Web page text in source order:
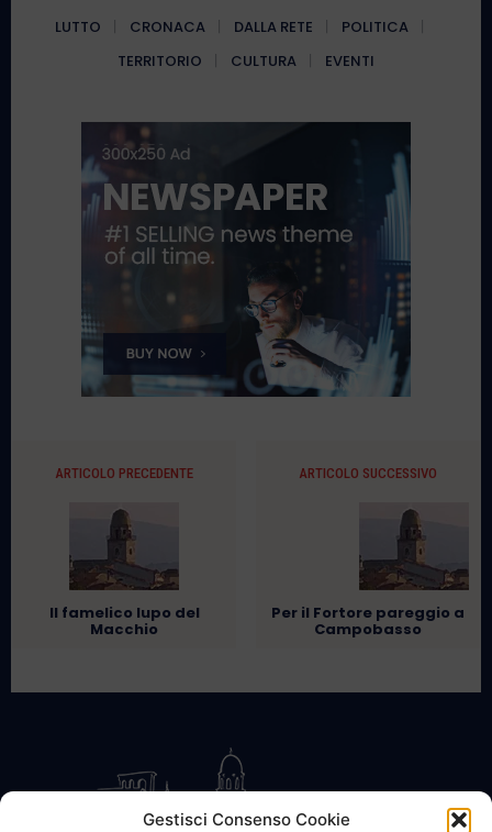
Gestisci Consenso Cookie
LUTTO CRONACA DALLA RETE
POLITICA
TERRITORIO
CULTURA EVENTI
ARTICOLO PRECEDENTE
Il famelico lupo del
Macchio
ARTICOLO SUCCESSIVO
Per il Fortore pareggio a
Campobasso